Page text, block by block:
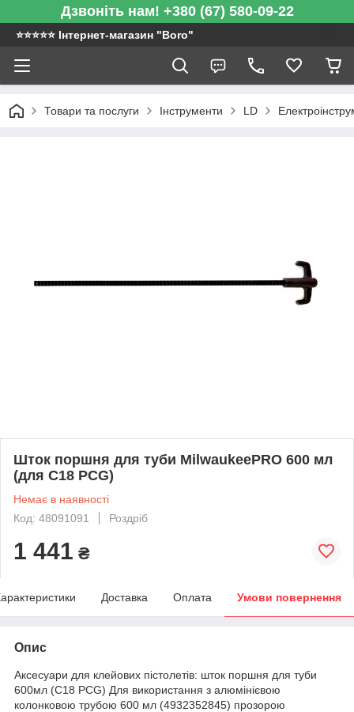
Дзвоніть нам! +380 (67) 580-09-22
⭐️⭐️⭐️⭐️⭐️ Інтернет-магазин "Boro"
Товари та послуги Інструменти LD
Шток поршня для туби MilwaukeePRO 600 мл
(для С18 PCG)
Немає в наявності
Код: 48091091
Роздріб
1 441 ₴
Доставка Оплата Умови повернення
Опис
Аксесуари для клейових пістолетів: шток поршня для туби
600мл (C18 PCG) Для використання з алюмінієвою
колонковою трубою 600 мл (4932352845) прозорою